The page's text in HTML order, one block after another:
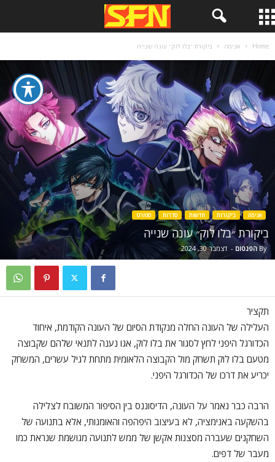
Home אנימה ביקורת ״בלו לוק״ עונה שנייה
אנימה ביקורות חדשות סדרות ספורט
ביקורת ״בלו לוק״ עונה שנייה
By הפנטום - דצמבר 30, 2024
תקציר
העלילה של העונה החלה מנקודת הסיום של העונה הקודמת, איחוד
הכדורגל היפני לחץ לסגור את בלו לוק, אגו נענה לתנאי שלהם שקבוצה
מטעם בלו לוק תשחק מול הקבוצה הלאומית מתחת לגיל עשרים, המשחק
יכריע את דרכו של הכדורגל היפני.
הרבה כבר נאמר על העונה, הדיסוננס בין הסיפור המשובח לצלילה
בהשקעה באנימציה, לא בעיצוב היפהפה והאומנותי, אלא בתנועה של
השחקנים שעברה מסצנות אקשן של ממש לתנועה מגושמת שנראת כמו
מעבר של דפים.